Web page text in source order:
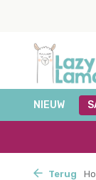
NIEUW
Terug